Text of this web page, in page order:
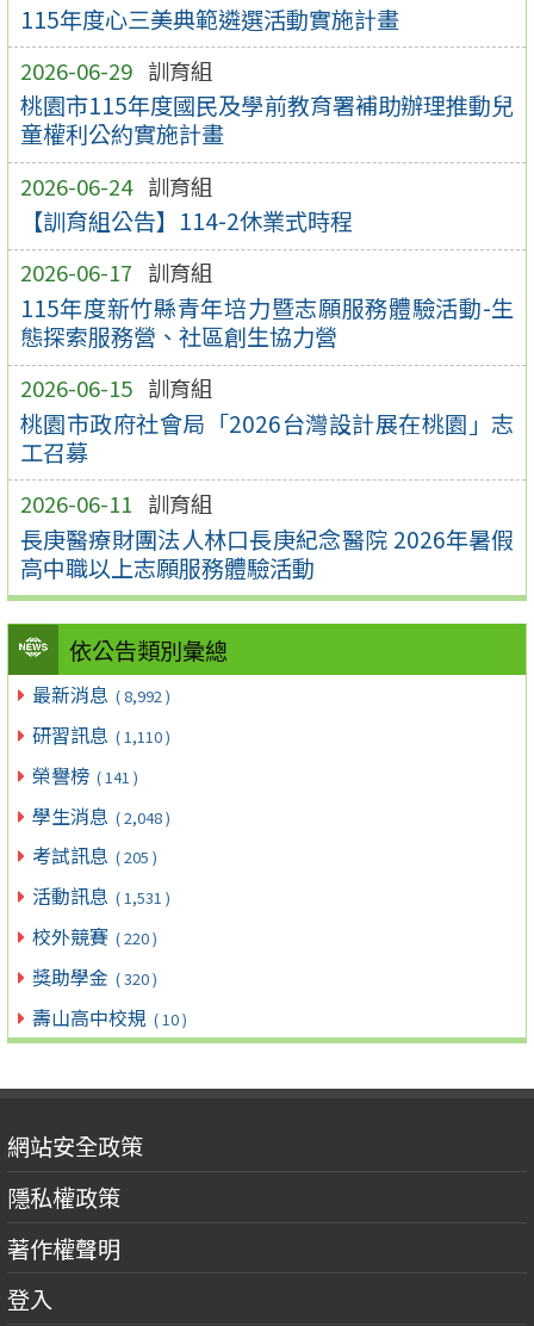
115年度心三美典範遴選活動實施計畫
2026-06-29 訓育組
桃園市115年度國民及學前教育署補助辦理推動兒
童權利公約實施計畫
2026-06-24 訓育組
【訓育組公告】114-2休業式時程
2026-06-17 訓育組
115年度新竹縣青年培力暨志願服務體驗活動-生
態探索服務營、社區創生協力營
2026-06-15 訓育組
桃園市政府社會局「2026台灣設計展在桃園」志
工召募
2026-06-11 訓育組
長庚醫療財團法人林口長庚紀念醫院 2026年暑假
高中職以上志願服務體驗活動
依公告類別彙總
最新消息 ( 8,992 )
研習訊息 ( 1,110 )
榮譽榜 ( 141 )
學生消息 ( 2,048 )
考試訊息 ( 205 )
活動訊息 ( 1,531 )
校外競賽 ( 220 )
獎助學金 ( 320 )
壽山高中校規 ( 10 )
網站安全政策
隱私權政策
著作權聲明
登入